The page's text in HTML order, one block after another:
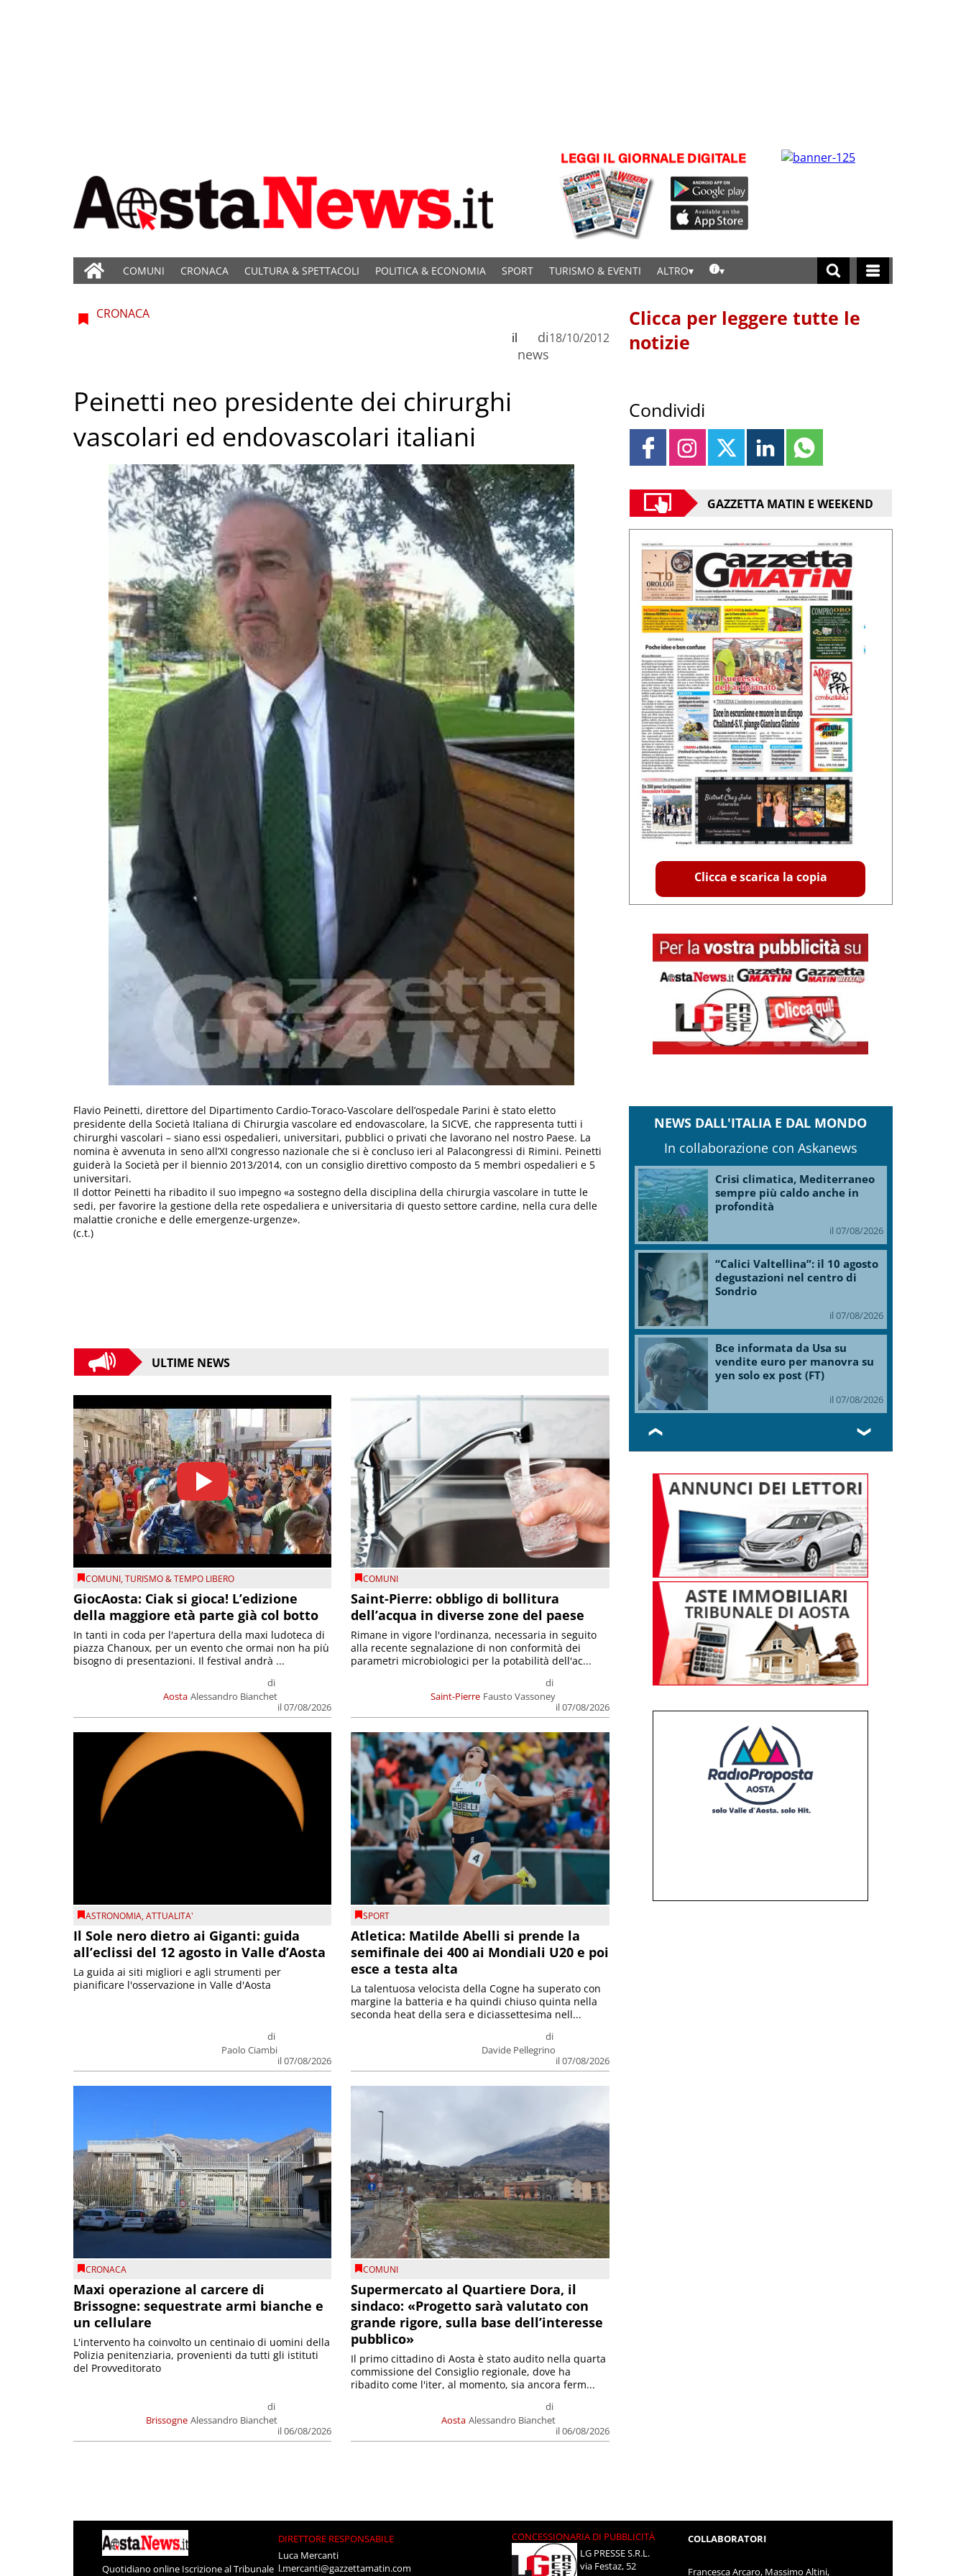
COMUNI CRONACA CULTURA & SPETTACOLI POLITICA & ECONOMIA SPORT TURISMO & EVENTI ALTRO
CRONACA
di
news
il 18/10/2012
Peinetti neo presidente dei chirurghi
vascolari ed endovascolari italiani
Flavio Peinetti, direttore del Dipartimento Cardio-Toraco-Vascolare dell’ospedale Parini è stato eletto
presidente della Società Italiana di Chirurgia vascolare ed endovascolare, la SICVE, che rappresenta tutti i
chirurghi vascolari – siano essi ospedalieri, universitari, pubblici o privati che lavorano nel nostro Paese. La
nomina è avvenuta in seno all’XI congresso nazionale che si è concluso ieri al Palacongressi di Rimini. Peinetti
guiderà la Società per il biennio 2013/2014, con un consiglio direttivo composto da 5 membri ospedalieri e 5
universitari.
Il dottor Peinetti ha ribadito il suo impegno «a sostegno della disciplina della chirurgia vascolare in tutte le
sedi, per favorire la gestione della rete ospedaliera e universitaria di questo settore cardine, nella cura delle
malattie croniche e delle emergenze-urgenze».
(c.t.)
ULTIME NEWS
COMUNI,TURISMO & TEMPO LIBERO
GiocAosta: Ciak si gioca! L’edizione
della maggiore età parte già col botto
Aosta
di
Alessandro Bianchet
il 07/08/2026
In tanti in coda per l'apertura della maxi ludoteca di
piazza Chanoux, per un evento che ormai non ha più
bisogno di presentazioni. Il festival andrà ...
COMUNI
Saint-Pierre: obbligo di bollitura
dell’acqua in diverse zone del paese
Saint-Pierre
di
Fausto Vassoney
il 07/08/2026
Rimane in vigore l'ordinanza, necessaria in seguito
alla recente segnalazione di non conformità dei
parametri microbiologici per la potabilità dell'ac...
ASTRONOMIA,ATTUALITA'
Il Sole nero dietro ai Giganti: guida
all’eclissi del 12 agosto in Valle d’Aosta
di
Paolo Ciambi
il 07/08/2026
La guida ai siti migliori e agli strumenti per
pianificare l'osservazione in Valle d'Aosta
SPORT
Atletica: Matilde Abelli si prende la
semifinale dei 400 ai Mondiali U20 e poi
esce a testa alta
di
Davide Pellegrino
il 07/08/2026
La talentuosa velocista della Cogne ha superato con
margine la batteria e ha quindi chiuso quinta nella
seconda heat della sera e diciassettesima nell...
CRONACA
Maxi operazione al carcere di
Brissogne: sequestrate armi bianche e
un cellulare
Brissogne
di
Alessandro Bianchet
il 06/08/2026
L'intervento ha coinvolto un centinaio di uomini della
Polizia penitenziaria, provenienti da tutti gli istituti
del Provveditorato
COMUNI
Supermercato al Quartiere Dora, il
sindaco: «Progetto sarà valutato con
grande rigore, sulla base dell’interesse
pubblico»
Aosta
di
Alessandro Bianchet
il 06/08/2026
Il primo cittadino di Aosta è stato audito nella quarta
commissione del Consiglio regionale, dove ha
ribadito come l'iter, al momento, sia ancora ferm...
Clicca per leggere tutte le
notizie
Condividi
GAZZETTA MATIN E WEEKEND
Clicca e scarica la copia
NEWS DALL'ITALIA E DAL MONDO
In collaborazione con Askanews
Crisi climatica, Mediterraneo
sempre più caldo anche in
profondità
il 07/08/2026
“Calici Valtellina”: il 10 agosto
degustazioni nel centro di
Sondrio
il 07/08/2026
Bce informata da Usa su
vendite euro per manovra su
yen solo ex post (FT)
il 07/08/2026
❮ ❯
Quotidiano online Iscrizione al Tribunale
DIRETTORE RESPONSABILE
Luca Mercanti
l.mercanti@gazzettamatin.com
CONCESSIONARIA DI PUBBLICITÀ
LG PRESSE S.R.L.
via Festaz, 52
COLLABORATORI
Francesca Arcaro, Massimo Altini,